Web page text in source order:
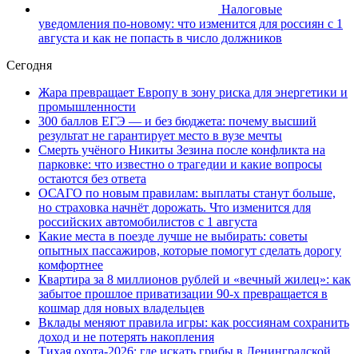
Налоговые
уведомления по-новому: что изменится для россиян с 1
августа и как не попасть в число должников
Сегодня
Жара превращает Европу в зону риска для энергетики и
промышленности
300 баллов ЕГЭ — и без бюджета: почему высший
результат не гарантирует место в вузе мечты
Смерть учёного Никиты Зезина после конфликта на
парковке: что известно о трагедии и какие вопросы
остаются без ответа
ОСАГО по новым правилам: выплаты станут больше,
но страховка начнёт дорожать. Что изменится для
российских автомобилистов с 1 августа
Какие места в поезде лучше не выбирать: советы
опытных пассажиров, которые помогут сделать дорогу
комфортнее
Квартира за 8 миллионов рублей и «вечный жилец»: как
забытое прошлое приватизации 90-х превращается в
кошмар для новых владельцев
Вклады меняют правила игры: как россиянам сохранить
доход и не потерять накопления
Тихая охота-2026: где искать грибы в Ленинградской